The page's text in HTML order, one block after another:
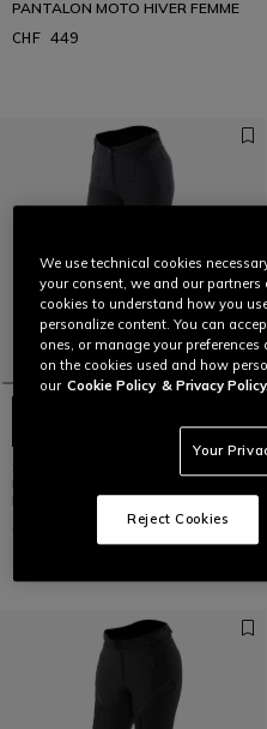
PANTALON MOTO HIVER FEMME
CHF 449
PANTALON MOTO TOURING
IMPERMÉABLE FEMME
We use technical cookies
your consent, we and our
cookies to understand how you
personalize content. You can
ones, or manage your
on the cookies used and how
our Cookie Policy & Privacy
Your
Reject Cookies